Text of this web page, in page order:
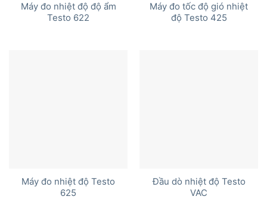
Máy đo nhiệt độ độ ẩm
Testo 622
Máy đo tốc độ gió nhiệt
độ Testo 425
Máy đo nhiệt độ Testo
625
Đầu dò nhiệt độ Testo
VAC